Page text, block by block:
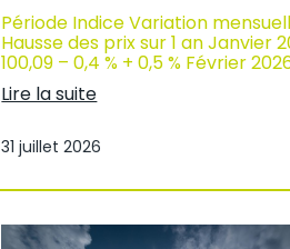
o
n
e
n
G
a
d
l
Période Indice Variation
Hausse des prix sur 1 an Janvier
100,09 – 0,4 % + 0,5 % Février
Lire la suite
n
i
e
31 juillet 2026